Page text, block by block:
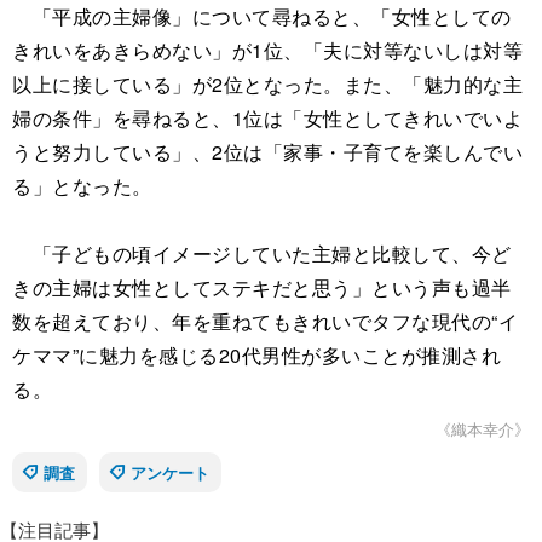
「平成の主婦像」について尋ねると、「女性としての
きれいをあきらめない」が1位、「夫に対等ないしは対等
以上に接している」が2位となった。また、「魅力的な主
婦の条件」を尋ねると、1位は「女性としてきれいでいよ
うと努力している」、2位は「家事・子育てを楽しんでい
る」となった。
「子どもの頃イメージしていた主婦と比較して、今ど
きの主婦は女性としてステキだと思う」という声も過半
数を超えており、年を重ねてもきれいでタフな現代の“イ
ケママ”に魅力を感じる20代男性が多いことが推測され
る。
《織本幸介》
調査
アンケート
【注目記事】